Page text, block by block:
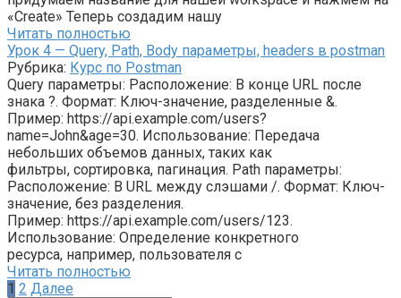
«Create» Теперь создадим нашу
Читать полностью
Урок 4 — Query, Path, Body параметры, headers в postman
Рубрика: Курс по Postman
Query параметры: Расположение: В конце URL после
знака ?. Формат: Ключ-значение, разделенные &.
Пример: https://api.example.com/users?
name=John&age=30. Использование: Передача
небольших объемов данных, таких как
фильтры, сортировка, пагинация. Path параметры:
Расположение: В URL между слэшами /. Формат: Ключ-
значение, без разделения.
Пример: https://api.example.com/users/123.
Использование: Определение конкретного
ресурса, например, пользователя с
Читать полностью
Пагинация
1 2 Далее